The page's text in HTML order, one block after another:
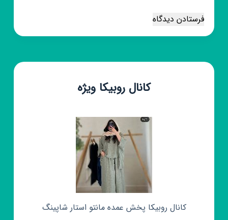
فرستادن دیدگاه
کانال روبیکا ویژه
کانال روبیکا پخش عمده مانتو استار شاپینگ